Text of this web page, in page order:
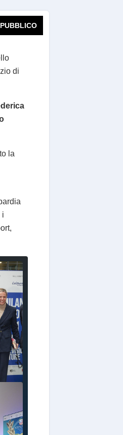
PUBBLICO
di
la
i